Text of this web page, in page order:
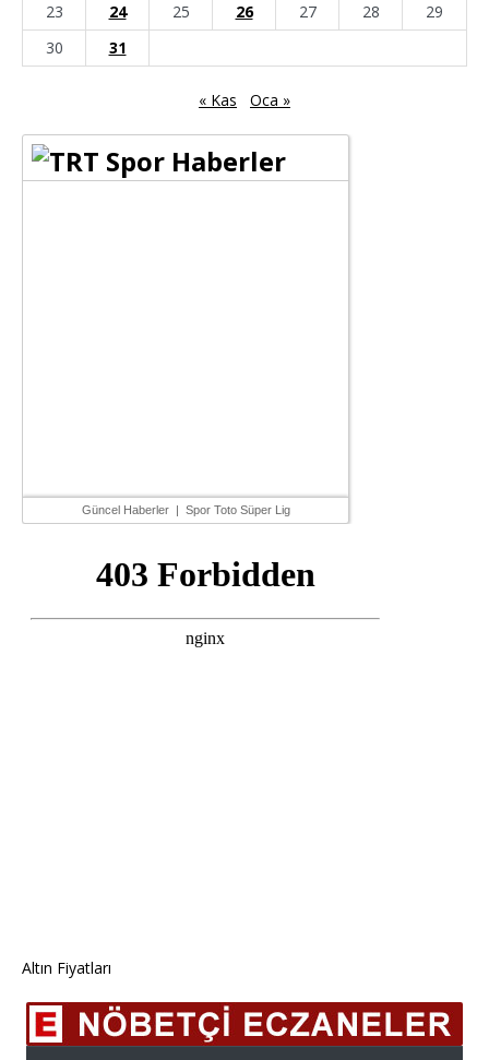
23
24 25 26 27 28
29
30
31
« Kas Oca »
Güncel Haberler| Spor Toto Süper Lig
Altın Fiyatları